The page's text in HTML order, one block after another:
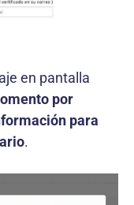
en pantalla
por
para
.